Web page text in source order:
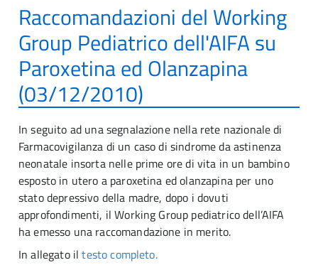
Raccomandazioni del Working
Group Pediatrico dell'AIFA su
Paroxetina ed Olanzapina
(03/12/2010)
In seguito ad una segnalazione nella rete nazionale di
Farmacovigilanza di un caso di sindrome da astinenza
neonatale insorta nelle prime ore di vita in un bambino
esposto in utero a paroxetina ed olanzapina per uno
stato depressivo della madre, dopo i dovuti
approfondimenti, il Working Group pediatrico dell’AIFA
ha emesso una raccomandazione in merito.
In allegato iltesto completo.